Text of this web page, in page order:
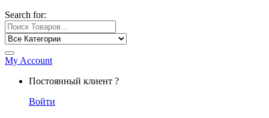
Search for:
My Account
Постоянный клиент ?
Войти